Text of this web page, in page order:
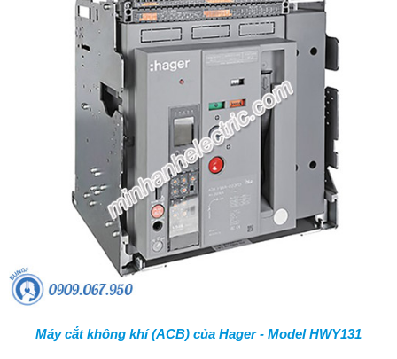
Máy cắt không khí (ACB) của Hager - Model HWY131